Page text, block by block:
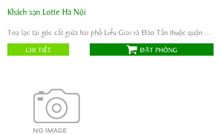
Địa chỉ: 54 Liễu Giai, phường Cống Vị, quận Ba Đình, Hà Nội,
Việt Nam Lotte Hotel Hanoi
Tiêu chuẩn:
Website:
Khách sạn Lotte Hà Nội
Toạ lạc tại góc cắt giữa hai phố Liễu Giai và Đào Tấn thuộc quận Ba Đình, khách sạn Lotte ...
CHI TIẾT ĐẶT PHÒNG